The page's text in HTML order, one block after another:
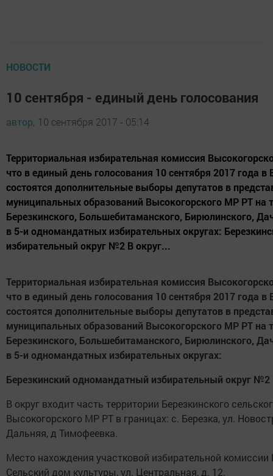
НОВОСТИ
10 сентября - единый день голосования
автор, 10 сентября 2017 - 05:14
Территориальная избирательная комиссия
что в единый день голосования 10 сентября 2017 года
состоятся дополнительные выборы депутатов в
муниципальных образований Высокогорского МР РТ на
Березкинского, Большебитаманского, Бирюлинского,
в 5-и одномандатных избирательных округах:
избирательный округ №2 В округ...
Территориальная избирательная комиссия
что в единый день голосования 10 сентября 2017 года
состоятся дополнительные выборы депутатов в
муниципальных образований Высокогорского МР РТ на
Березкинского, Большебитаманского, Бирюлинского,
в 5-и одномандатных избирательных округах:
Березкинский одномандатный избирательный округ №2
В округ входит часть территории Березкинского
Высокогорского МР РТ в границах: с. Березка, ул.
Дальняя, д Тимофеевка.
Место нахождения участковой избирательной
Сельский дом культуры, ул. Центральная, д. 12.